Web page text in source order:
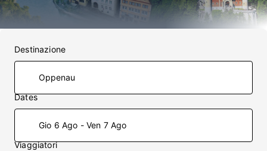
Destinazione
Dates
Gio 6 Ago - Ven 7 Ago
Viaggiatori